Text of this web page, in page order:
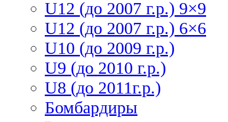
U12 (до 2007 г.р.) 9×9
U12 (до 2007 г.р.) 6×6
U10 (до 2009 г.р.)
U9 (до 2010 г.р.)
U8 (до 2011г.р.)
Бомбардиры